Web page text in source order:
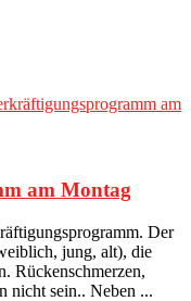
am Montag
Der
jung, alt), die
Rückenschmerzen,
nicht sein.. Neben ...